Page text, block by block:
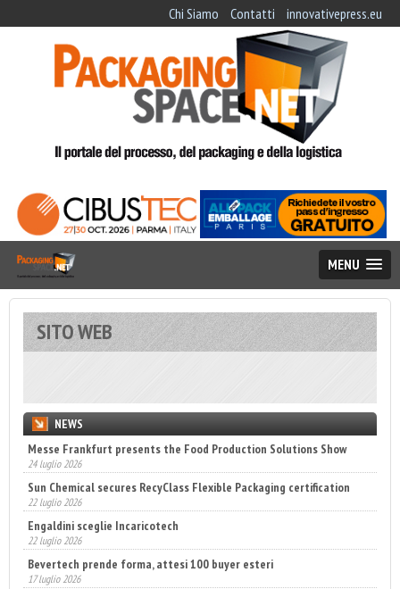
Chi Siamo Contatti innovativepress.eu
MENU
SITO WEB
NEWS
Messe Frankfurt presents the Food Production Solutions Show
24 luglio 2026
Sun Chemical secures RecyClass Flexible Packaging certification
22 luglio 2026
Engaldini sceglie Incaricotech
22 luglio 2026
Bevertech prende forma, attesi 100 buyer esteri
17 luglio 2026